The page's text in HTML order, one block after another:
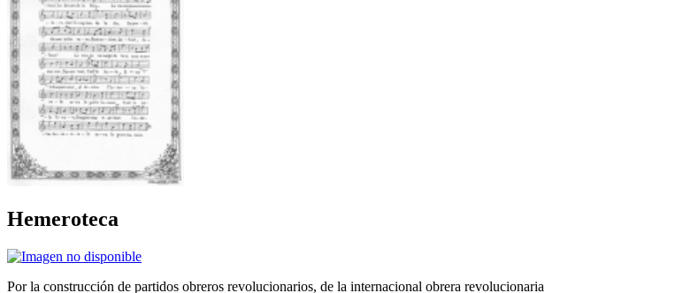
Hemeroteca
Por la construcción de partidos obreros revolucionarios, de la internacional obrera revolucionaria